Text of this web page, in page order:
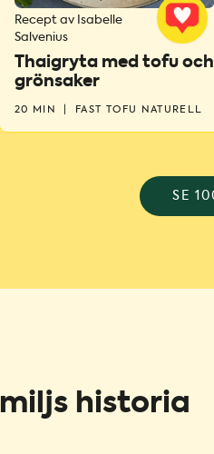
Recept av Isabelle
Salvenius
Thaigryta med tofu och
grönsaker
20 MIN FAST TOFU NATURELL
SE
historia